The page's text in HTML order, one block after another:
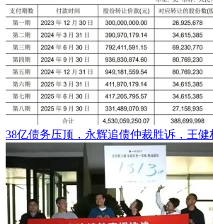
38亿债务压顶，永辉追债仲裁胜诉，王